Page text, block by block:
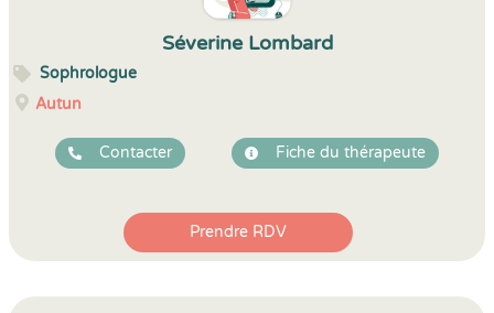
Séverine Lombard
Sophrologue
Autun
Contacter Fiche du thérapeute
Prendre RDV